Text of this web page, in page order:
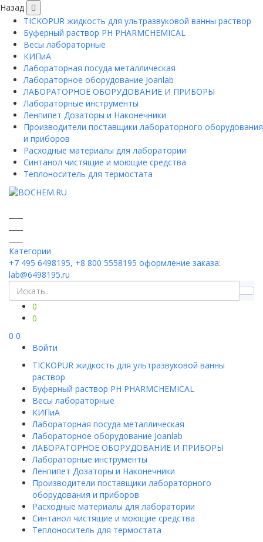
Назад
TICKOPUR жидкость для ультразвуковой ванны раствор
Буферный раствор PH PHARMCHEMICAL
Весы лабораторные
КИПиА
Лабораторная посуда металлическая
Лабораторное оборудование Joanlab
ЛАБОРАТОРНОЕ ОБОРУДОВАНИЕ И ПРИБОРЫ
Лабораторные инструменты
Ленпипет Дозаторы и Наконечники
Производители поставщики лабораторного оборудования
и приборов
Расходные материалы для лаборатории
Синтанол чистящие и моющие средства
Теплоноситель для термостата
Категории
+7 495 6498195, +8 800 5558195 оформление заказа:
lab@6498195.ru
0
0
0 0
Войти
TICKOPUR жидкость для ультразвуковой ванны
раствор
Буферный раствор PH PHARMCHEMICAL
Весы лабораторные
КИПиА
Лабораторная посуда металлическая
Лабораторное оборудование Joanlab
ЛАБОРАТОРНОЕ ОБОРУДОВАНИЕ И ПРИБОРЫ
Лабораторные инструменты
Ленпипет Дозаторы и Наконечники
Производители поставщики лабораторного
оборудования и приборов
Расходные материалы для лаборатории
Синтанол чистящие и моющие средства
Теплоноситель для термостата